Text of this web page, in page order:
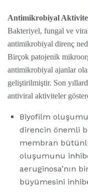
Antimikrobiyal Aktivite
Bakteriyel, fungal ve viral
antimikrobiyal direnç
Birçok patojenik
antimikrobiyal ajanlar
geliştirilmiştir. Son
antiviral aktiviteler
Biyofilm
direncin önemli
membran
oluşumunu
aeruginosa’nın
büyümesini